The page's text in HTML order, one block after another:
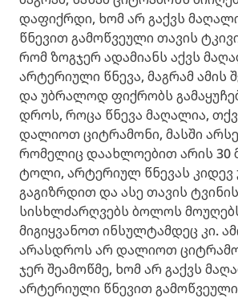
დაფიქრდი, ხომ არ გაქვს
წნევით გამოწვეული თავის
რომ ზოგჯერ ადამიანს აქვს
არტერიული წნევა, მაგრამ ამის
და უბრალოდ ფიქრობს
დროს, როცა წნევა მაღალია,
დალიოთ ციტრამონი, მასში
რომელიც დაახლოებით არის 30
ტოლი, არტერიულ წნევას
გაგიზრდით და ასე თავის ტვინის
სისხლძარღვებს ბოლოს
მიგიყვანოთ ინსულტამდეც კი.
არასდროს არ დალიოთ
ჯერ შეამოწმე, ხომ არ გაქვს
არტერიული წნევით